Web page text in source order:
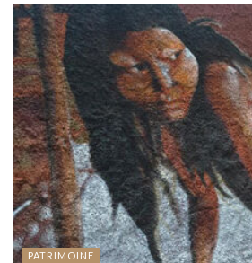
PATRIMOINE